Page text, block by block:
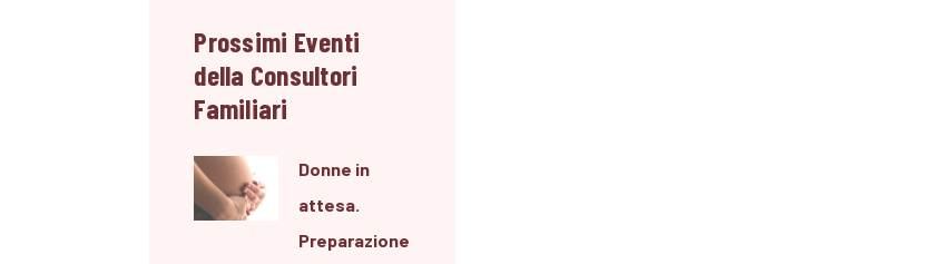
Prossimi Eventi
della Consultori
Familiari
Donne in
attesa.
Preparazione